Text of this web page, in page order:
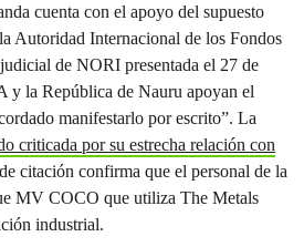
cuenta con el apoyo del supuesto
Autoridad Internacional de los Fondos
de NORI presentada el 27 de
y la República de Nauru apoyan el
manifestarlo por escrito”. La
criticada por su estrecha relación con
citación confirma que el personal de la
MV COCO que utiliza The Metals
industrial.